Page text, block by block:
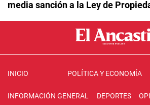
media sanción a la Ley de
INICIO POLÍTICA Y ECONOMÍA
INFORMACIÓN GENERAL DEPORTES